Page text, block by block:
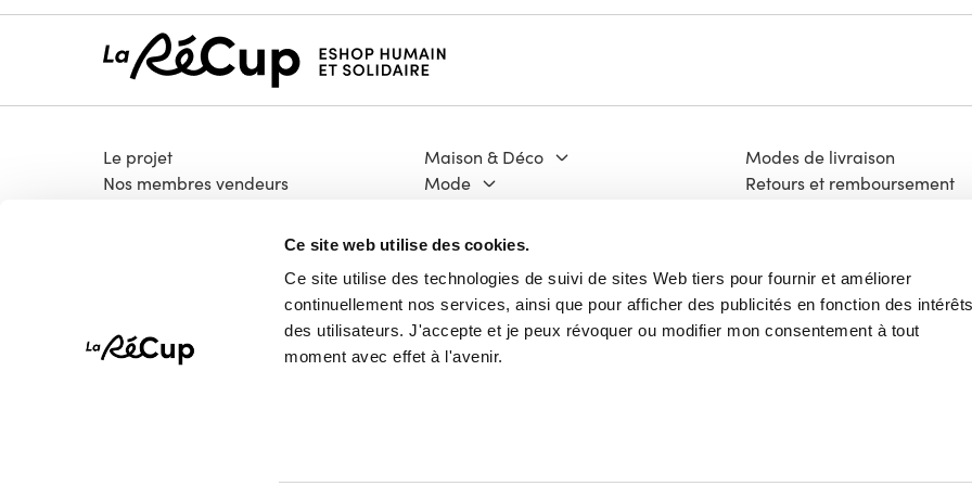
Ce site web utilise des cookies.
Ce site utilise des technologies de suivi de sites Web tiers pour fournir et améliorer
continuellement nos services, ainsi que pour afficher des publicités en fonction des intérêts
des utilisateurs. J'accepte et je peux révoquer ou modifier mon consentement à tout
moment avec effet à l'avenir.
Le projet
Nos membres vendeurs
Maison & Déco
Mode
Bricolage & Matériaux
Vélos
High-Tech
Pépites
Modes de livraison
Retours et remboursement
Mentions légales
Vie Privée
Charte Cookies